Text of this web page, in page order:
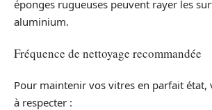
éponges rugueuses peuvent rayer les
aluminium.
Fréquence de nettoyage recommandée
Pour maintenir vos vitres en parfait état,
à respecter :